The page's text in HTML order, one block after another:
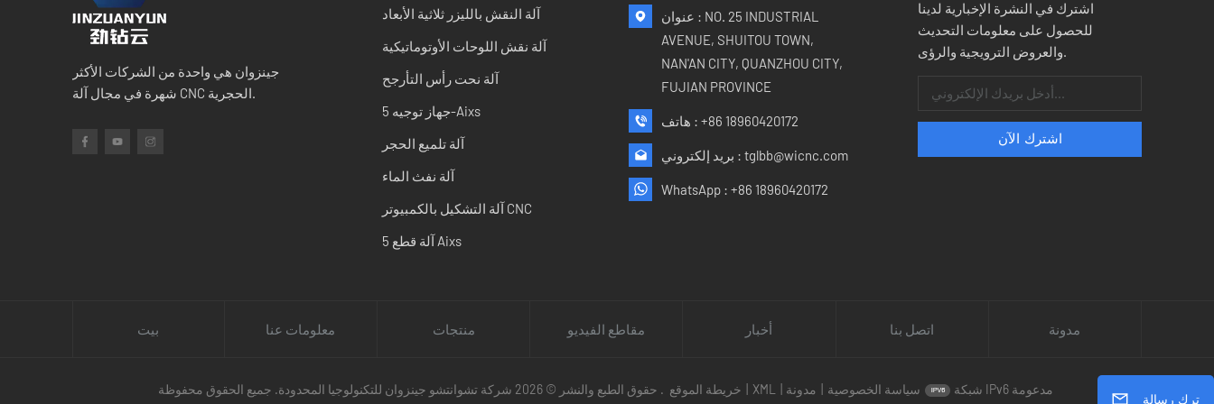
جينزوان هي واحدة من الشركات الأكثر
شهرة في مجال آلة CNC الحجرية.
آلة النقش بالليزر ثلاثية الأبعاد
آلة نقش اللوحات الأوتوماتيكية
آلة نحت رأس التأرجح
جهاز توجيه 5-Aixs
آلة تلميع الحجر
آلة نفث الماء
آلة التشكيل بالكمبيوتر CNC
آلة قطع 5 Aixs
عنوان : NO. 25 INDUSTRIAL
AVENUE, SHUITOU TOWN,
NAN'AN CITY, QUANZHOU CITY,
FUJIAN PROVINCE
هاتف : +86 18960420172
بريد إلكتروني : tglbb@wicnc.com
WhatsApp : +86 18960420172
اشترك في النشرة الإخبارية لدينا
للحصول على معلومات التحديث
والعروض الترويجية والرؤى.
بيت معلومات عنا منتجات مقاطع الفيديو أخبار اتصل بنا مدونة
حقوق الطبع والنشر © 2026 شركة تشوانتشو جينزوان للتكنولوجيا المحدودة. جميع الحقوق محفوظة . خريطة الموقع XML مدونة سياسة الخصوصية شبكة IPv6 مدعومة
ترك رسالة